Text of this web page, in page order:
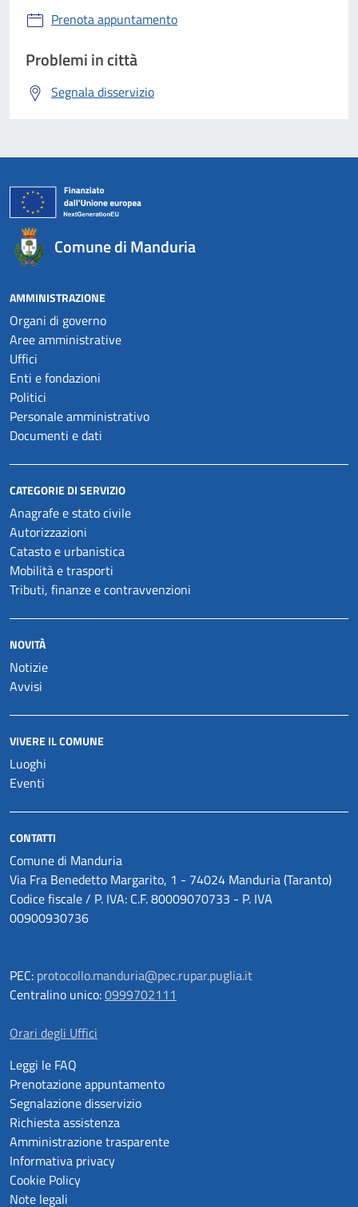
Prenota appuntamento
Problemi in città
Segnala disservizio
Comune di Manduria
AMMINISTRAZIONE
Organi di governo
Aree amministrative
Uffici
Enti e fondazioni
Politici
Personale amministrativo
Documenti e dati
CATEGORIE DI SERVIZIO
Anagrafe e stato civile
Autorizzazioni
Catasto e urbanistica
Mobilità e trasporti
Tributi, finanze e contravvenzioni
NOVITÀ
Notizie
Avvisi
VIVERE IL COMUNE
Luoghi
Eventi
CONTATTI
Comune di Manduria
Via Fra Benedetto Margarito, 1 - 74024 Manduria (Taranto)
Codice fiscale / P. IVA: C.F. 80009070733 - P. IVA
00900930736
PEC: protocollo.manduria@pec.rupar.puglia.it
Centralino unico:0999702111
Orari degli Uffici
Leggi le FAQ
Prenotazione appuntamento
Segnalazione disservizio
Richiesta assistenza
Amministrazione trasparente
Informativa privacy
Cookie Policy
Note legali